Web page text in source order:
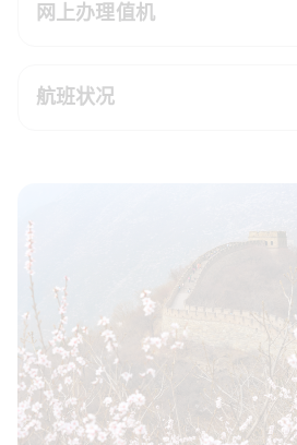
网上办理值机
航班状况